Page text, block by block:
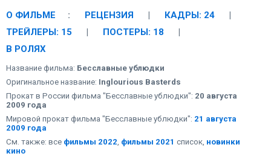
О ФИЛЬМЕ : РЕЦЕНЗИЯ | КАДРЫ: 24
|
ТРЕЙЛЕРЫ: 15
| ПОСТЕРЫ: 18
|
В РОЛЯХ
Название фильма: Бесславные ублюдки
Оригинальное название: Inglourious Basterds
Прокат в России фильма "Бесславные ублюдки": 20 августа
2009 года
Мировой прокат фильма "Бесславные ублюдки": 21 августа
2009 года
См. также: все фильмы 2022 фильмы 2021 список, новинки
кино